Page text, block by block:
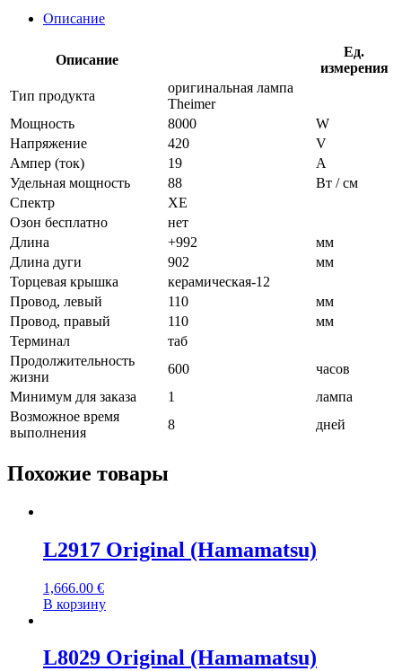
Описание
Описание
Ед.
измерения
Тип продукта
оригинальная лампа
Theimer
Мощность
8000
W
Напряжение
420
V
Ампер (ток)
19
A
Удельная мощность
88
Вт / см
Спектр
ХЕ
Озон бесплатно
нет
Длина
+992
мм
Длина дуги
902
мм
Торцевая крышка
керамическая-12
Провод, левый
110
мм
Провод, правый
110
мм
Терминал
таб
Продолжительность
жизни
600
часов
Минимум для заказа
1
лампа
Возможное время
выполнения
8 дней
Похожие товары
L2917 Original (Hamamatsu)
1,666.00 €
В корзину
L8029 Original (Hamamatsu)